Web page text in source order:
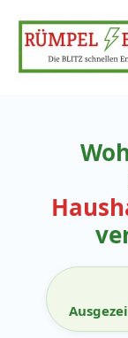
Inhalt
springen